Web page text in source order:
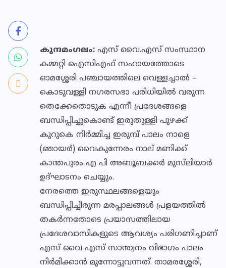
കുന്ദമംഗലം: എസ് വൈ.എസ് സംസ്ഥാന
കമ്മറ്റി ഐസിഎഫ് സഹായത്തോടെ
ഓമശ്ശേരി പഞ്ചായത്തിലെ വെള്ളച്ചാൽ –
കൊടുവള്ളി നഗരസഭാ പരിധിയിൽ വരുന്ന
തെക്കേതൊടുക എന്നീ പ്രദേശങ്ങളെ
ബന്ധിപ്പിച്ചുകൊണ്ട് ഇരുതുള്ളി പുഴക്ക്
കുറുകെ നിർമ്മിച്ച ഇരുമ്പ് പാലം നാളെ
(ഞായർ) വൈകുന്നേരം നാല് മണിക്ക്
കാന്തപുരം എ പി അബൂബക്കർ മുസ്‌ലിയാർ
ഉദ്ഘാടനം ചെയ്യും.
നേരത്തെ ഇരുസ്ഥലങ്ങളെയും
ബന്ധിപ്പിച്ചിരുന്ന മരപ്പാലങ്ങൾ പ്രളയത്തിൽ
തകർന്നതോടെ പ്രയാസത്തിലായ
പ്രദേശവാസികളുടെ ആവശ്യം പരിഗണിച്ചാണ്
എസ് വൈ എസ് സാന്ത്വനം വിഭാഗം പാലം
നിർമിക്കാൻ മുന്നോട്ടുവന്നത്. താമരശ്ശേരി,